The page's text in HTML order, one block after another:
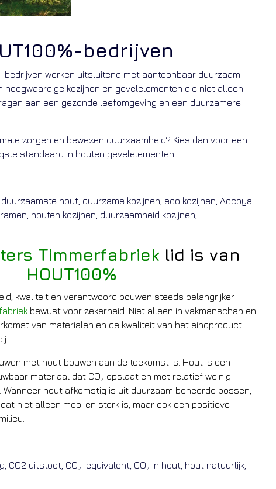
bedrijven
bedrijven werken uitsluitend met aantoonbaar duurzaam
hoogwaardige kozijnen en gevelelementen die niet alleen
aan een gezonde leefomgeving en een duurzamere
zorgen en bewezen duurzaamheid? Kies dan voor een
standaard in houten gevelelementen.
Timmerfabrieklid is van
HOUT100%
kwaliteit en verantwoord bouwen steeds belangrijker
bewust voor zekerheid. Niet alleen in vakmanschap en
van materialen en de kwaliteit van het eindproduct.
met hout bouwen aan de toekomst is. Hout is een
materiaal dat CO₂ opslaat en met relatief weinig
hout afkomstig is uit duurzaam beheerde bossen,
niet alleen mooi en sterk is, maar ook een positieve